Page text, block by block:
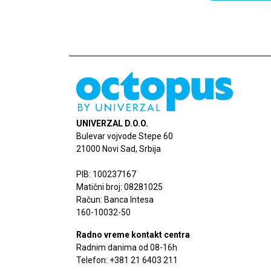
UNIVERZAL D.O.O.
Bulevar vojvode Stepe 60
21000 Novi Sad, Srbija
PIB: 100237167
Matični broj: 08281025
Račun: Banca Intesa
160-10032-50
Radno vreme kontakt centra
Radnim danima od 08-16h
Telefon: +381 21 6403 211